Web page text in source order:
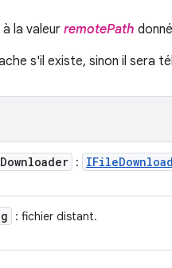
la valeur remotePath
s'il existe, sinon il sera
Downloader : IFile
: fichier distant.